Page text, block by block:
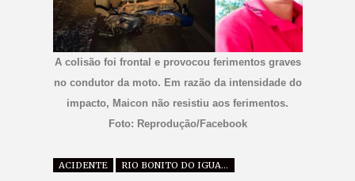
A colisão foi frontal e provocou ferimentos graves
no condutor da moto. Em razão da intensidade do
impacto, Maicon não resistiu aos ferimentos.
Foto: Reprodução/Facebook
ACIDENTE RIO BONITO DO IGUAÇU